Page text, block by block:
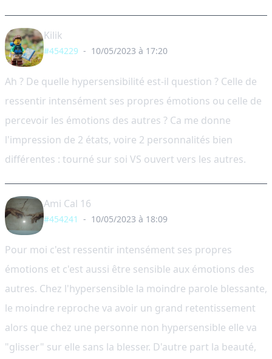
Kilik
#454229 - 10/05/2023 à 17:20
Ah ? De quelle hypersensibilité est-il question ? Celle de
ressentir intensément ses propres émotions ou celle de
percevoir les émotions des autres ? Ca me donne
l'impression de 2 états, voire 2 personnalités bien
différentes : tourné sur soi VS ouvert vers les autres.
Ami Cal 16
#454241 - 10/05/2023 à 18:09
Pour moi c'est ressentir intensément ses propres
émotions et c'est aussi être sensible aux émotions des
autres. Chez l'hypersensible la moindre parole blessante,
le moindre reproche va avoir un grand retentissement
alors que chez une personne non hypersensible elle va
"glisser" sur elle sans la blesser. D'autre part la beauté,